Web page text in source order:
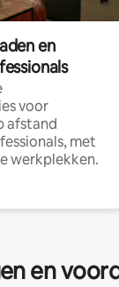
en
voor
afstand
met
werkplekken.
en